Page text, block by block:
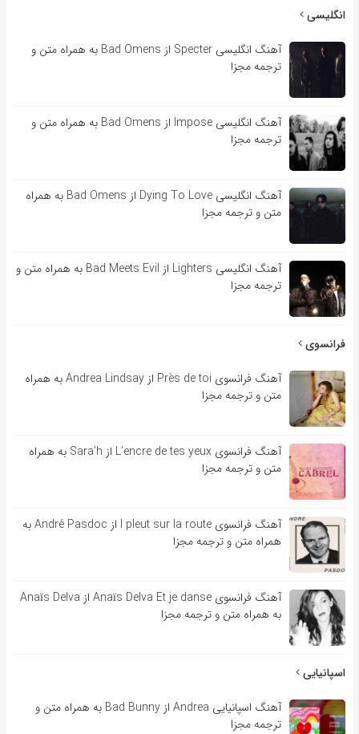
انگلیسی
آهنگ انگلیسی Specter از Bad Omens به همراه متن و
ترجمه مجزا
آهنگ انگلیسی Impose از Bad Omens به همراه متن و
ترجمه مجزا
آهنگ انگلیسی Dying To Love از Bad Omens به همراه
متن و ترجمه مجزا
آهنگ انگلیسی Lighters از Bad Meets Evil به همراه متن و
ترجمه مجزا
فرانسوی
آهنگ فرانسوی Près de toi از Andrea Lindsay به همراه
متن و ترجمه مجزا
آهنگ فرانسوی L’encre de tes yeux از Sara’h به همراه
متن و ترجمه مجزا
آهنگ فرانسوی l pleut sur la route از André Pasdoc به
همراه متن و ترجمه مجزا
آهنگ فرانسوی Anaïs Delva Et je danse از Anaïs Delva
به همراه متن و ترجمه مجزا
اسپانیایی
آهنگ اسپانیایی Andrea از Bad Bunny به همراه متن و
ترجمه مجزا